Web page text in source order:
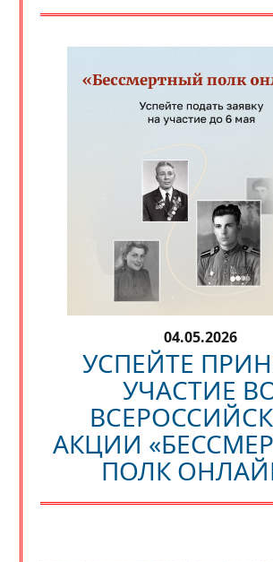
04.05.2026
УСПЕЙТЕ
УЧАСТИЕ
АКЦИИ
ПОЛК